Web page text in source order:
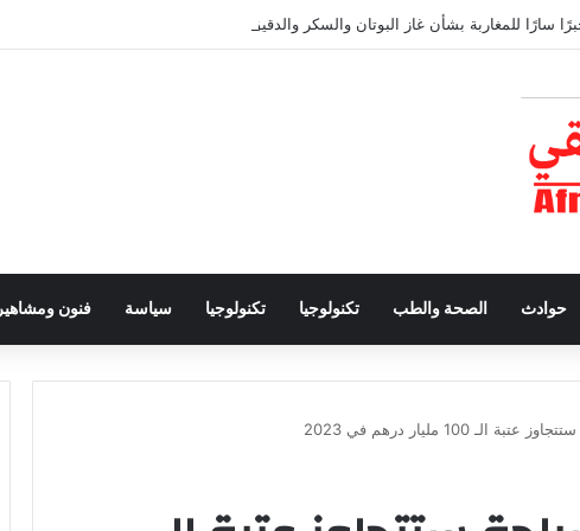
سارًا للمغاربة بشأن غاز البوتان والسكر والدقيق
حوادث الصحة والطب تكنولوجيا تكنولوجيا سياسة فنون ومشاهير
100 مليار درهم في 2023